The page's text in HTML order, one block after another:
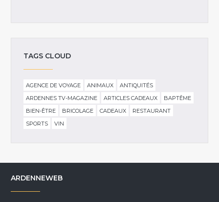
TAGS CLOUD
AGENCE DE VOYAGE ANIMAUX
ANTIQUITÉS
ARDENNES TV-MAGAZINE
ARTICLES CADEAUX
BAPTÊME
BIEN-ÊTRE
BRICOLAGE CADEAUX
RESTAURANT
SPORTS
VIN
ARDENNEWEB